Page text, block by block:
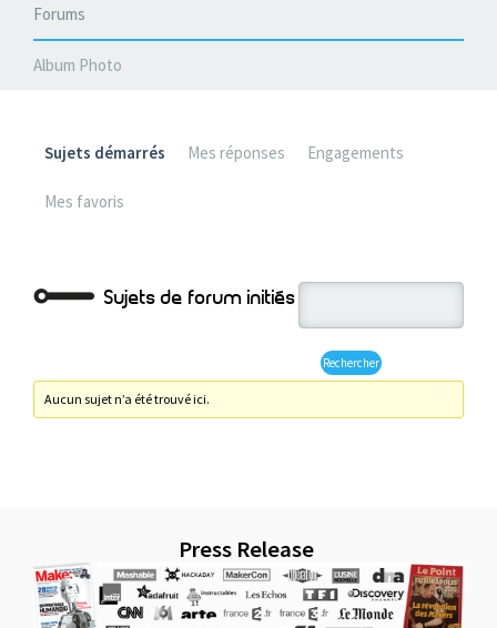
Forums
Album Photo
Sujets démarrés Mes réponses Engagements
Mes favoris
Sujets de forum initiés
Aucun sujet n’a été trouvé ici.
Press Release